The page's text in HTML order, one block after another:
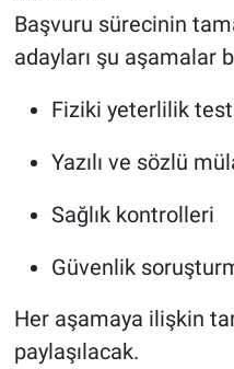
Başvuru sürecinin
adayları şu aşamalar
Fiziki yeterlilik
Yazılı ve sözlü
Sağlık kontrolleri
Güvenlik
Her aşamaya ilişkin
paylaşılacak.